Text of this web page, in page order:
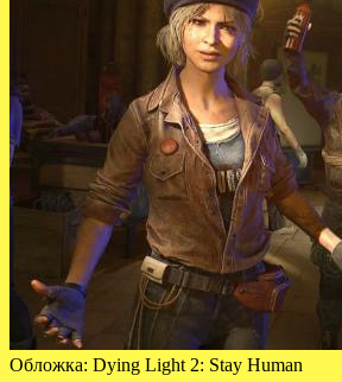
Обложка: Dying Light 2: Stay Human